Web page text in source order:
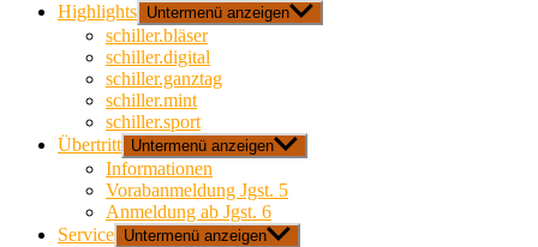
Highlights Untermenü anzeigen
schiller.bläser
schiller.digital
schiller.ganztag
schiller.mint
schiller.sport
Übertritt Untermenü anzeigen
Informationen
Vorabanmeldung Jgst. 5
Anmeldung ab Jgst. 6
Service Untermenü anzeigen